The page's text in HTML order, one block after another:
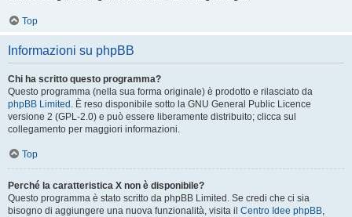
Top
Informazioni su phpBB
Chi ha scritto questo programma?
Questo programma (nella sua forma originale) è prodotto e rilasciato da
phpBB Limited . È reso disponibile sotto la GNU General Public Licence
versione 2 (GPL-2.0) e può essere liberamente distribuito; clicca sul
collegamento per maggiori informazioni.
Top
Perché la caratteristica X non è disponibile?
Questo programma è stato scritto da phpBB Limited. Se credi che ci sia
bisogno di aggiungere una nuova funzionalità, visita il Centro Idee phpBB,